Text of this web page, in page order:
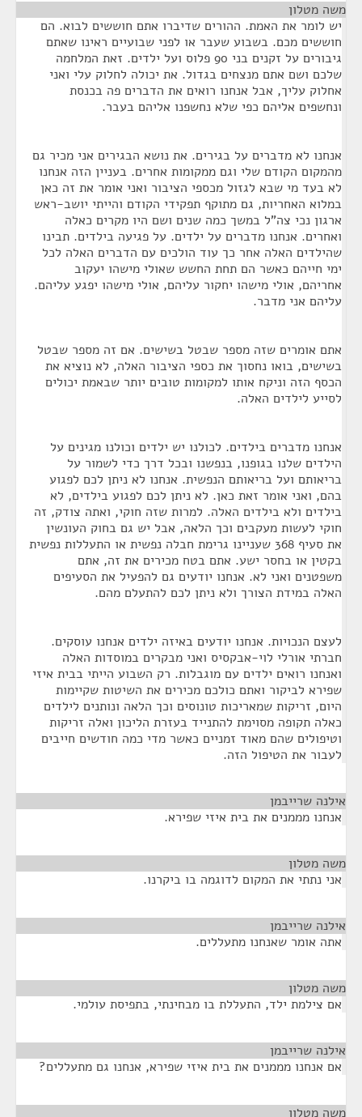
משה מטלון
יש לומר את האמת. ההורים שדיברו אתם חוששים לבוא. הם
חוששים מכם. בשבוע שעבר או לפני שבועיים ראינו שאתם
גיבורים על זקנים בני 90 פלוס ועל ילדים. זאת המלחמה
שלכם ושם אתם מנצחים בגדול. את יכולה לחלוק עלי ואני
אחלוק עליך, אבל אנחנו רואים את הדברים פה בכנסת
ונחשפים אליהם כפי שלא נחשפנו אליהם בעבר.
אנחנו לא מדברים על בגירים. את נושא הבגירים אני מכיר גם
מהמקום הקודם שלי וגם ממקומות אחרים. בעניין הזה אנחנו
לא בעד מי שבא לגזול מכספי הציבור ואני אומר את זה כאן
במלוא האחריות, גם מתוקף תפקידי הקודם והייתי יושב-ראש
ארגון נכי צה"ל במשך כמה שנים ושם היו מקרים כאלה
ואחרים. אנחנו מדברים על ילדים. על פגיעה בילדים. תבינו
שהילדים האלה אחר כך עוד הולכים עם הדברים האלה לכל
ימי חייהם כאשר הם תחת החשש שאולי מישהו יעקוב
אחריהם, אולי מישהו יחקור עליהם, אולי מישהו יפגע עליהם.
עליהם אני מדבר.
אתם אומרים שזה מספר שבטל בשישים. אם זה מספר שבטל
בשישים, בואו נחסוך את כספי הציבור האלה, לא נוציא את
הכסף הזה וניקח אותו למקומות טובים יותר שבאמת יכולים
לסייע לילדים האלה.
אנחנו מדברים בילדים. לכולנו יש ילדים וכולנו מגינים על
הילדים שלנו בגופנו, בנפשנו ובכל דרך כדי לשמור על
בריאותם ועל בריאותם הנפשית. אנחנו לא ניתן לכם לפגוע
בהם, ואני אומר זאת כאן. לא ניתן לכם לפגוע בילדים, לא
בילדים ולא בילדים האלה. למרות שזה חוקי, ואתה צודק, זה
חוקי לעשות מעקבים וכך הלאה, אבל יש גם בחוק העונשין
את סעיף 368 שעניינו גרימת חבלה נפשית או התעללות נפשית
בקטין או בחסר ישע. אתם בטח מכירים את זה, אתם
משפטנים ואני לא. אנחנו יודעים גם להפעיל את הסעיפים
האלה במידת הצורך ולא ניתן לכם להתעלם מהם.
לעצם הנכויות. אנחנו יודעים באיזה ילדים אנחנו עוסקים.
חברתי אורלי לוי-אבקסיס ואני מבקרים במוסדות האלה
ואנחנו רואים ילדים עם מוגבלות. רק השבוע הייתי בבית איזי
שפירא לביקור ואתם כולכם מכירים את השיטות שקיימות
היום, זריקות שמאריכות טונוסים וכך הלאה ונותנים לילדים
כאלה תקופה מסוימת להתנייד בעזרת הליכון ואלה זריקות
וטיפולים שהם מאוד זמניים כאשר מדי כמה חודשים חייבים
לעבור את הטיפול הזה.
אילנה שרייבמן
אנחנו מממנים את בית איזי שפירא.
משה מטלון
אני נתתי את המקום לדוגמה בו ביקרנו.
אילנה שרייבמן
אתה אומר שאנחנו מתעללים.
משה מטלון
אם צילמת ילד, התעללת בו מבחינתי, בתפיסת עולמי.
אילנה שרייבמן
אם אנחנו מממנים את בית איזי שפירא, אנחנו גם מתעללים?
משה מטלון